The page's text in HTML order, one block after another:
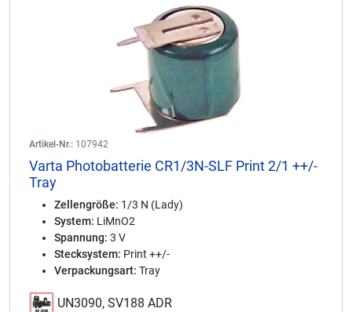
Artikel-Nr.: 107942
Varta Photobatterie CR1/3N-SLF Print 2/1 ++/-
Tray
Zellengröße: 1/3 N (Lady)
System: LiMnO2
Spannung: 3 V
Stecksystem: Print ++/-
Verpackungsart: Tray
UN3090, SV188 ADR